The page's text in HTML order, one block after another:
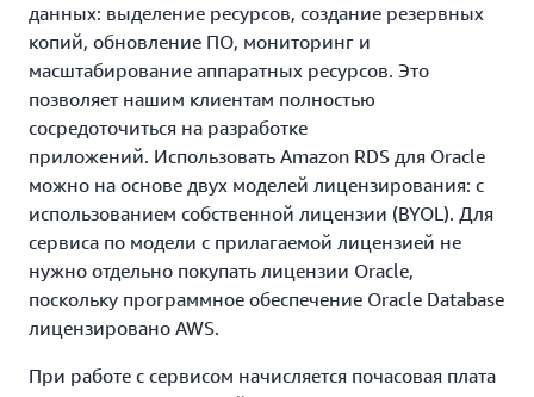
данных: выделение ресурсов, создание резервных
копий, обновление ПО, мониторинг и
масштабирование аппаратных ресурсов. Это
позволяет нашим клиентам полностью
сосредоточиться на разработке
приложений. Использовать Amazon RDS для Oracle
можно на основе двух моделей лицензирования: с
использованием собственной лицензии (BYOL). Для
сервиса по модели с прилагаемой лицензией не
нужно отдельно покупать лицензии Oracle,
поскольку программное обеспечение Oracle Database
лицензировано AWS.
При работе с сервисом начисляется почасовая плата